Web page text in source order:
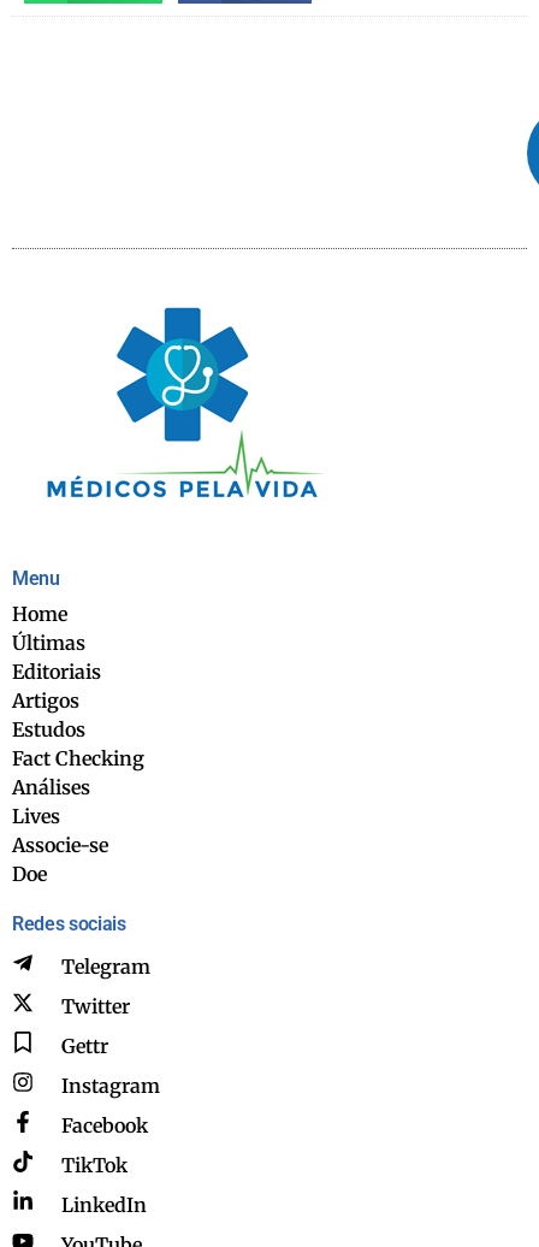
Menu
Home
Últimas
Editoriais
Artigos
Estudos
Fact Checking
Análises
Lives
Associe-se
Doe
Redes sociais
Telegram
Twitter
Gettr
Instagram
Facebook
TikTok
LinkedIn